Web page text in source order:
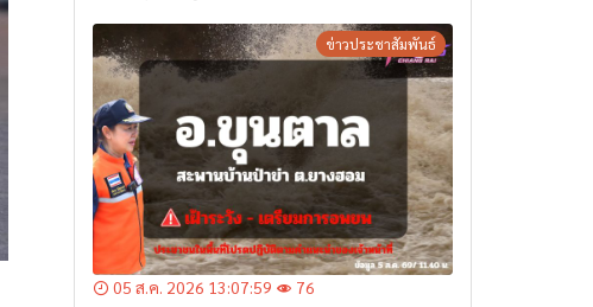
ข่าวประชาสัมพันธ์
05 ส.ค. 2026 13:07:59
76